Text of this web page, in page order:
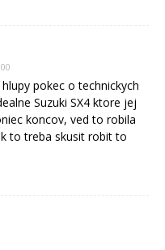
pokec o technickych
Suzuki SX4 ktore jej
koncov, ved to robila
to treba skusit robit to